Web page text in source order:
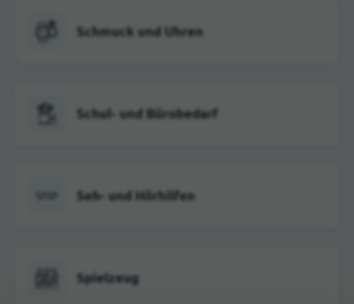
Schmuck und Uhren
Schul- und Bürobedarf
Seh- und Hörhilfen
Spielzeug